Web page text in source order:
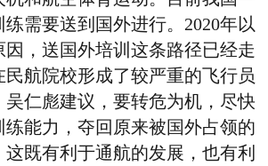
需要送到国外进行。2020年以
因，送国外培训这条路径已经走
航院校形成了较严重的飞行员
仁彪建议，要转危为机，尽快
能力，夺回原来被国外占领的
既有利于通航的发展，也有利